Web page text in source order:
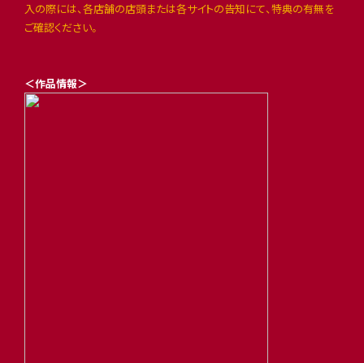
入の際には、各店舗の店頭または各サイトの告知にて、特典の有無を
ご確認ください。
＜作品情報＞